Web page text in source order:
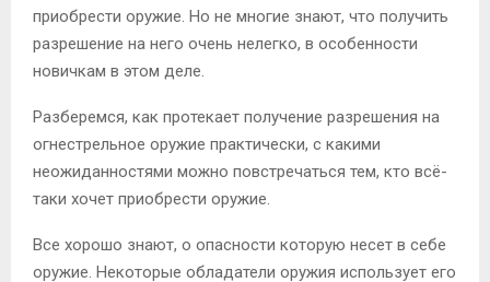
приобрести оружие. Но не многие знают, что получить
разрешение на него очень нелегко, в особенности
новичкам в этом деле.
Разберемся, как протекает получение разрешения на
огнестрельное оружие практически, с какими
неожиданностями можно повстречаться тем, кто всё-
таки хочет приобрести оружие.
Все хорошо знают, о опасности которую несет в себе
оружие. Некоторые обладатели оружия использует его